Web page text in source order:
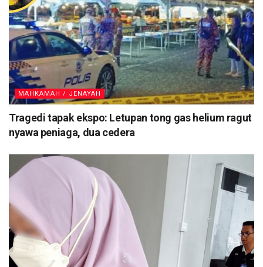
MAHKAMAH / JENAYAH
Tragedi tapak ekspo: Letupan tong gas helium ragut
nyawa peniaga, dua cedera